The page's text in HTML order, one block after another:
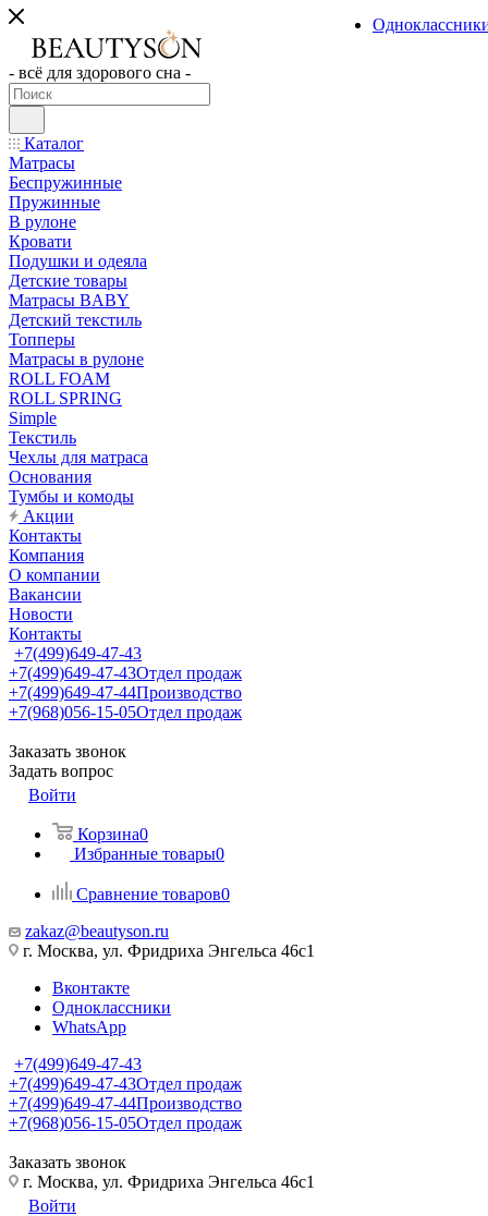
- всё для здорового сна -
Каталог
Матрасы
Беспружинные
Пружинные
В рулоне
Кровати
Подушки и одеяла
Детские товары
Матрасы BABY
Детский текстиль
Топперы
Матрасы в рулоне
ROLL FOAM
ROLL SPRING
Simple
Текстиль
Чехлы для матраса
Основания
Тумбы и комоды
Акции
Контакты
Компания
О компании
Вакансии
Новости
Контакты
+7(499)649-47-43
+7(499)649-47-43Отдел продаж
+7(499)649-47-44Производство
+7(968)056-15-05Отдел продаж
Заказать звонок
Задать вопрос
Войти
Корзина0
Избранные товары0
Сравнение товаров0
zakaz@beautyson.ru
г. Москва, ул. Фридриха Энгельса 46с1
Вконтакте
Одноклассники
WhatsApp
+7(499)649-47-43
+7(499)649-47-43Отдел продаж
+7(499)649-47-44Производство
+7(968)056-15-05Отдел продаж
Заказать звонок
г. Москва, ул. Фридриха Энгельса 46с1
Войти